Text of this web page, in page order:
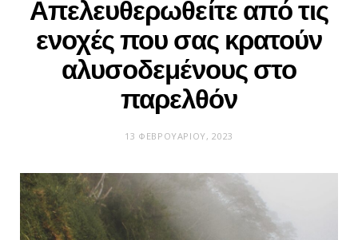
Απελευθερωθείτε από τις
ενοχές που σας κρατούν
αλυσοδεμένους στο
παρελθόν
13 ΦΕΒΡΟΥΑΡΊΟΥ, 2023